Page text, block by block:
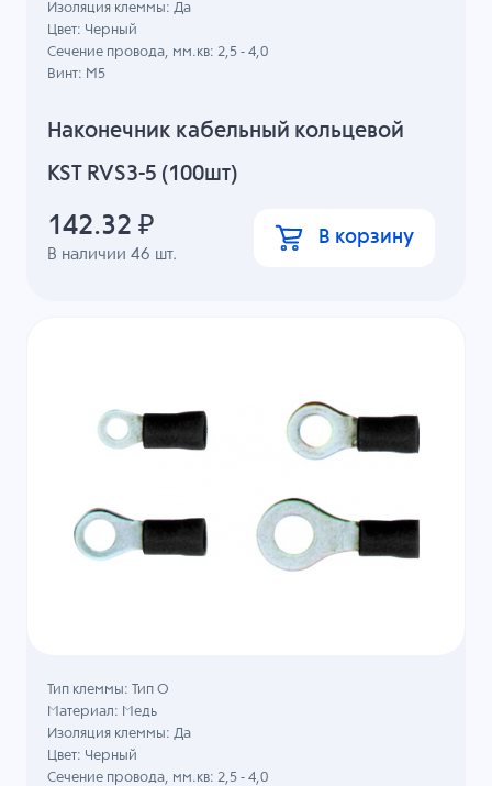
Наконечник кабельный кольцевой
KST RVS3-5 (100шт)
В наличии46 шт.
Изоляция клеммы: Да
Цвет: Черный
Сечение провода, мм.кв: 2,5 - 4,0
Винт: M5
142.32 ₽ В корзину
Тип клеммы: Тип О
Материал: Медь
Изоляция клеммы: Да
Цвет: Черный
Сечение провода, мм.кв: 2,5 - 4,0